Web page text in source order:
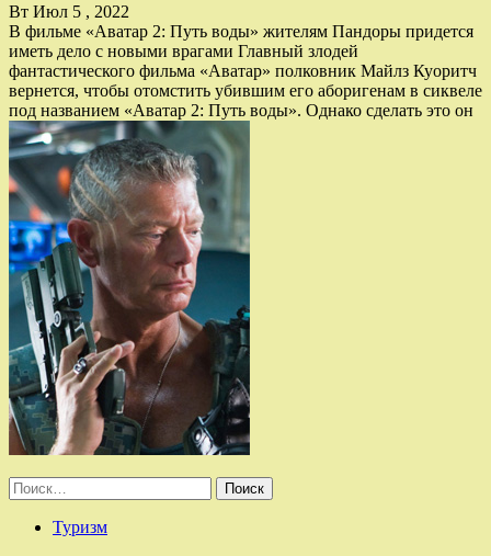
Вт Июл 5 , 2022
В фильме «Аватар 2: Путь воды» жителям Пандоры придется
иметь дело с новыми врагами Главный злодей
фантастического фильма «Аватар» полковник Майлз Куоритч
вернется, чтобы отомстить убившим его аборигенам в сиквеле
под названием «Аватар 2: Путь воды». Однако сделать это он
Найти:
Туризм